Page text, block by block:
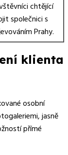
chtějící
společnici s
Prahy.
klienta
osobní
jasně
přímé